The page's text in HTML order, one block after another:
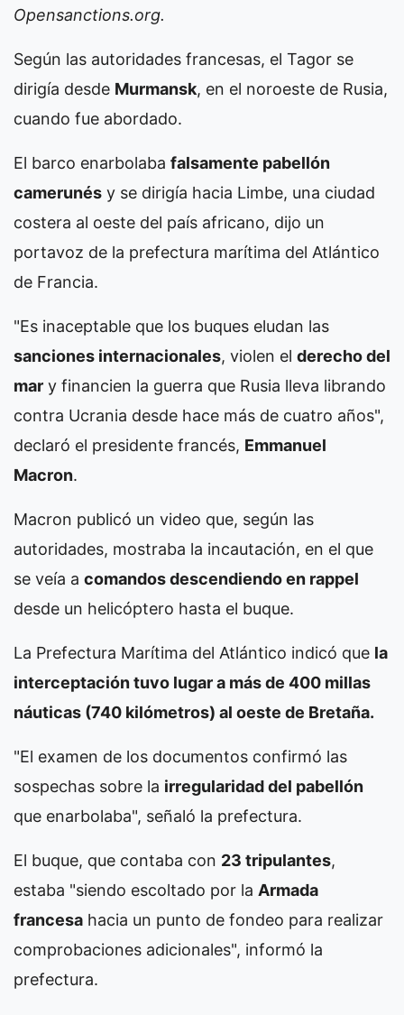
Opensanctions.org.
Según las autoridades francesas, el Tagor se
dirigía desde Murmansk, en el noroeste de Rusia,
cuando fue abordado.
El barco enarbolaba falsamente pabellón
camerunés y se dirigía hacia Limbe, una ciudad
costera al oeste del país africano, dijo un
portavoz de la prefectura marítima del Atlántico
de Francia.
"Es inaceptable que los buques eludan las
sanciones internacionales, violen el derecho del
mar y financien la guerra que Rusia lleva librando
contra Ucrania desde hace más de cuatro años",
declaró el presidente francés, Emmanuel
Macron.
Macron publicó un video que, según las
autoridades, mostraba la incautación, en el que
se veía a comandos descendiendo en rappel
desde un helicóptero hasta el buque.
La Prefectura Marítima del Atlántico indicó que la
interceptación tuvo lugar a más de 400 millas
náuticas (740 kilómetros) al oeste de Bretaña.
"El examen de los documentos confirmó las
sospechas sobre la irregularidad del pabellón
que enarbolaba", señaló la prefectura.
El buque, que contaba con 23 tripulantes,
estaba "siendo escoltado por la Armada
francesa hacia un punto de fondeo para realizar
comprobaciones adicionales", informó la
prefectura.